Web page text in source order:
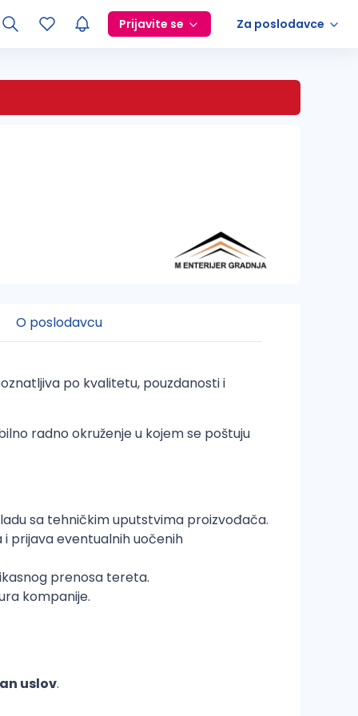
Prijavite se Za poslodavce
O poslodavcu
po kvalitetu, pouzdanosti i
radno okruženje u kojem se poštuju
sa tehničkim uputstvima proizvođača.
prijava eventualnih uočenih
prenosa tereta.
kompanije.
uslov.